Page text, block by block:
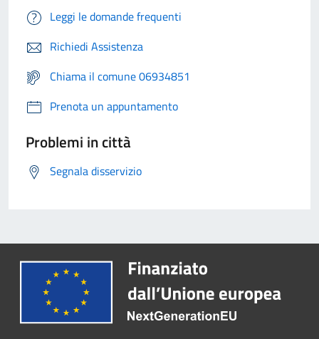
Leggi le domande frequenti
Richiedi Assistenza
Chiama il comune 06934851
Prenota un appuntamento
Problemi in città
Segnala disservizio